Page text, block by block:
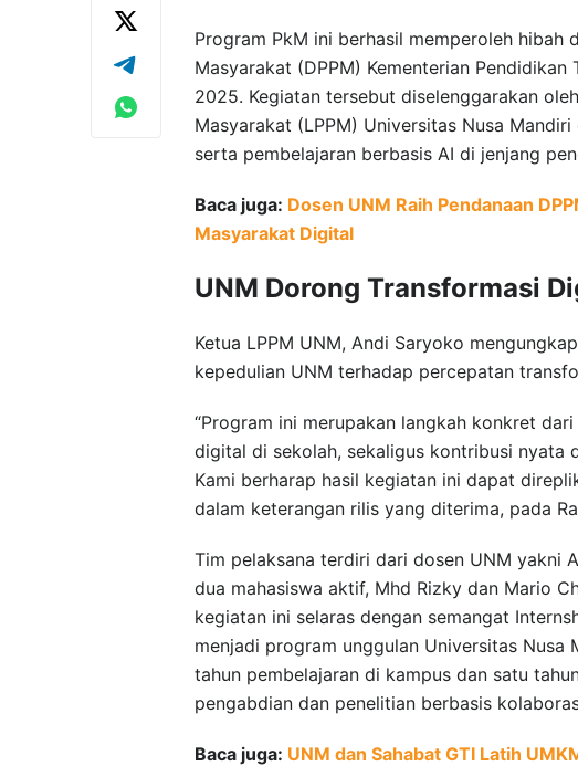
Program PkM ini berhasil memperoleh
Masyarakat (DPPM) Kementerian
2025. Kegiatan tersebut diselenggarakan
Masyarakat (LPPM) Universitas Nusa
serta pembelajaran berbasis AI di jenjang
Baca juga: Dosen UNM Raih Pendanaan
Masyarakat Digital
UNM Dorong Transformasi
Ketua LPPM UNM, Andi Saryoko
kepedulian UNM terhadap percepatan
“Program ini merupakan langkah konkret
digital di sekolah, sekaligus kontribusi nyata
Kami berharap hasil kegiatan ini dapat
dalam keterangan rilis yang diterima, pada
Tim pelaksana terdiri dari dosen UNM yakni
dua mahasiswa aktif, Mhd Rizky dan Mario
kegiatan ini selaras dengan semangat
menjadi program unggulan Universitas Nusa
tahun pembelajaran di kampus dan satu
pengabdian dan penelitian berbasis
Baca juga: UNM dan Sahabat GTI Latih